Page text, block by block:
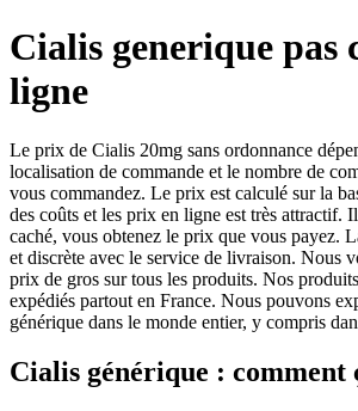
Cialis generique pas
ligne
Le prix de Cialis 20mg sans ordonnance
localisation de commande et le nombre de
vous commandez. Le prix est calculé sur la
des coûts et les prix en ligne est très attractif.
caché, vous obtenez le prix que vous payez.
et discrète avec le service de livraison. Nous
prix de gros sur tous les produits. Nos
expédiés partout en France. Nous pouvons
générique dans le monde entier, y compris
Cialis générique : comment